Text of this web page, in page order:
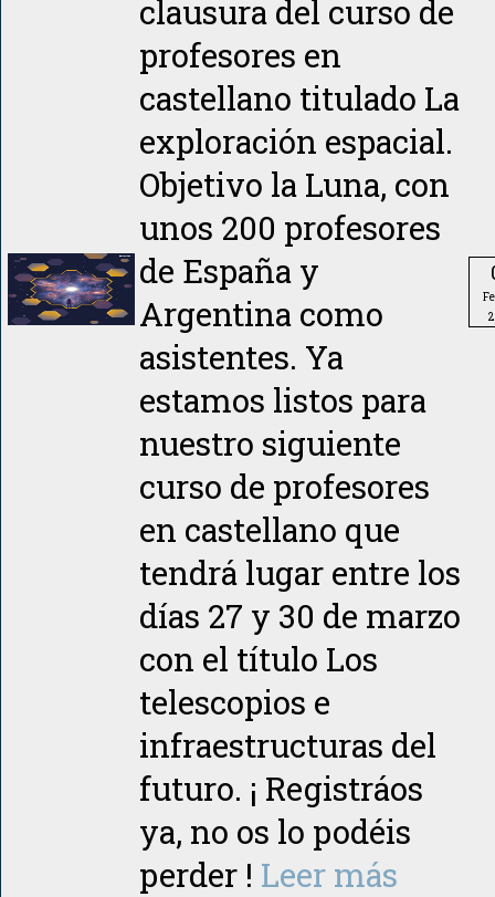
clausura del curso de
profesores en
castellano titulado La
exploración espacial.
Objetivo la Luna, con
unos 200 profesores
de España y
Argentina como
asistentes. Ya
estamos listos para
nuestro siguiente
curso de profesores
en castellano que
tendrá lugar entre los
días 27 y 30 de marzo
con el título Los
telescopios e
infraestructuras del
futuro. ¡ Registráos
ya, no os lo podéis
perder ! Leer más